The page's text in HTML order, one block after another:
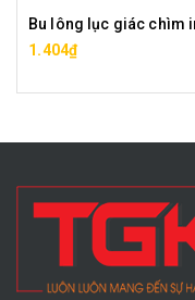
1.404₫